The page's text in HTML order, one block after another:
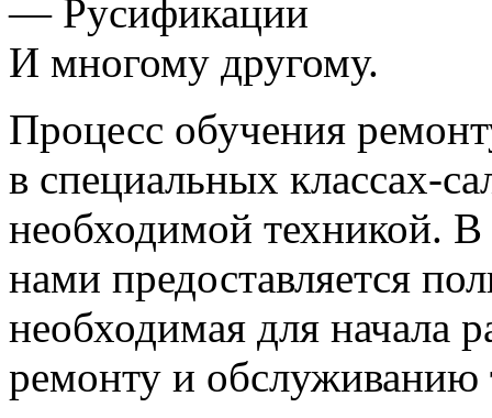
— Русификации
И многому другому.
Процесс обучения
в специальных классах-
необходимой техникой. В
нами предоставляется
необходимая для начала
ремонту и обслуживанию